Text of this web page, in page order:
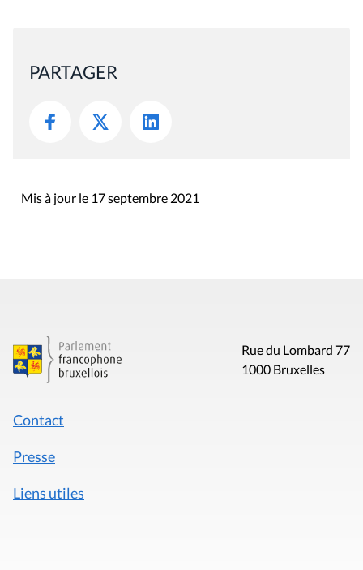
PARTAGER
Mis à jour le 17 septembre 2021
Rue du Lombard 77
1000 Bruxelles
Contact
Presse
Liens utiles